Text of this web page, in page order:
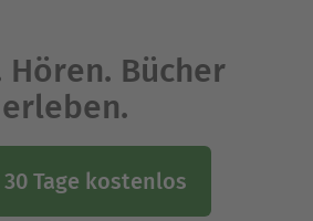
Hören. Bücher
erleben.
30 Tage kostenlos